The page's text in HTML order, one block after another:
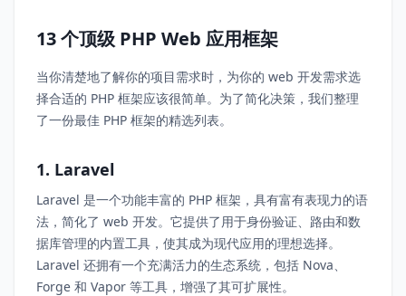
13 个顶级 PHP Web 应用框架
当你清楚地了解你的项目需求时，为你的 web 开发需求选
择合适的 PHP 框架应该很简单。为了简化决策，我们整理
了一份最佳 PHP 框架的精选列表。
1. Laravel
Laravel 是一个功能丰富的 PHP 框架，具有富有表现力的语
法，简化了 web 开发。它提供了用于身份验证、路由和数
据库管理的内置工具，使其成为现代应用的理想选择。
Laravel 还拥有一个充满活力的生态系统，包括 Nova、
Forge 和 Vapor 等工具，增强了其可扩展性。